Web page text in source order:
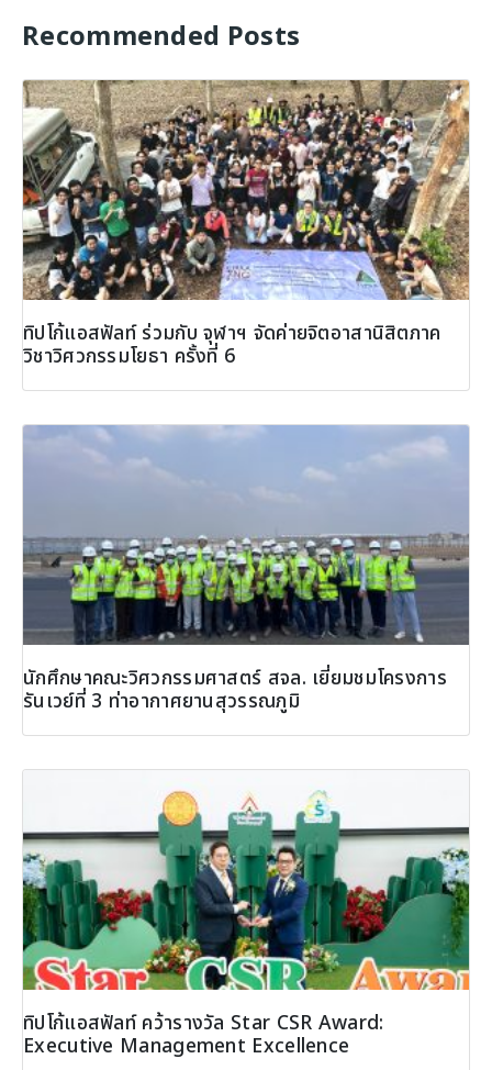
Recommended Posts
ทิปโก้แอสฟัลท์ ร่วมกับ จุฬาฯ จัดค่ายจิตอาสานิสิตภาค
วิชาวิศวกรรมโยธา ครั้งที่ 6
นักศึกษาคณะวิศวกรรมศาสตร์ สจล. เยี่ยมชมโครงการ
รันเวย์ที่ 3 ท่าอากาศยานสุวรรณภูมิ
ทิปโก้แอสฟัลท์ คว้ารางวัล Star CSR Award:
Executive Management Excellence